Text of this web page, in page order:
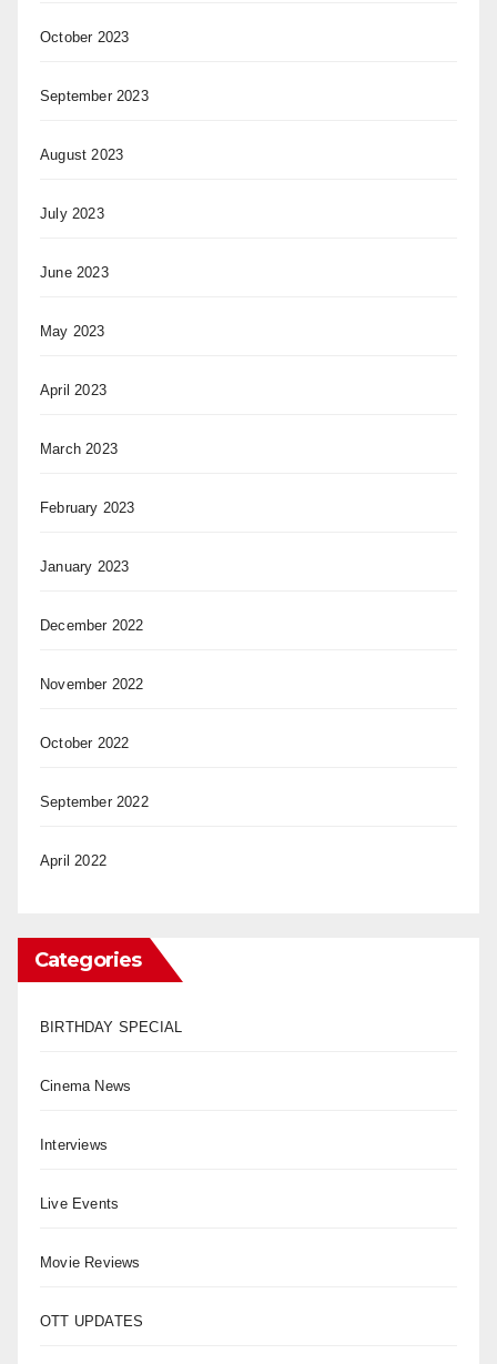
October 2023
September 2023
August 2023
July 2023
June 2023
May 2023
April 2023
March 2023
February 2023
January 2023
December 2022
November 2022
October 2022
September 2022
April 2022
Categories
BIRTHDAY SPECIAL
Cinema News
Interviews
Live Events
Movie Reviews
OTT UPDATES